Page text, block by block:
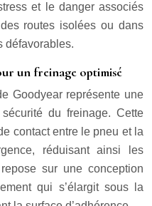
et le danger associés
routes isolées ou dans
défavorables.
un freinage optimisé
Goodyear représente une
du freinage. Cette
contact entre le pneu et la
réduisant ainsi les
sur une conception
qui s’élargit sous la